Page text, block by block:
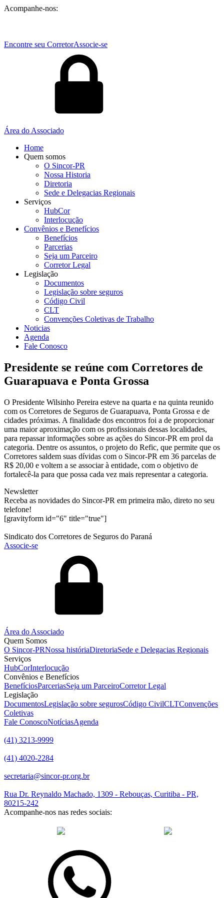
Acompanhe-nos:
Encontre seu CorretorAssocie-se
Área do Associado
Home
Quem somos
O Sincor-PR
Nossa Historia
Diretoria
Sede e Delegacias Regionais
Serviços
HubCor
Interlocução
Convênios e Benefícios
Benefícios
Parcerias
Seja um Parceiro
Corretor Legal
Legislação
Documentos
Legislação sobre seguros
Código Civil
CLT
Convenções Coletivas de Trabalho
Noticias
Agenda
Fale Conosco
Presidente se reúne com Corretores de
Guarapuava e Ponta Grossa
O Presidente Wilsinho Pereira esteve na quarta e na quinta reunido
com os Corretores de Seguros de Guarapuava, Ponta Grossa e de
cidades próximas. A finalidade dos encontros foi a de proporcionar
uma maior aproximação com os profissionais dessas localidades,
para repassar informações sobre as ações do Sincor-PR em prol da
categoria. Dentre os assuntos, o projeto do Refic, que permite que os
Corretores saldem suas dívidas com o Sincor-PR em 36 parcelas de
R$ 20,00 e voltem a se associar à entidade, com o objetivo de
fortalecê-la para que possa cada vez mais representar a categoria.
Newsletter
Receba as novidades do Sincor-PR em primeira mão, direto no seu
telefone!
[gravityform id="6" title="true"]
Sindicato dos Corretores de Seguros do Paraná
Associe-se
Área do Associado
Quem Somos
O Sincor-PRNossa históriaDiretoriaSede e Delegacias Regionais
Serviços
HubCorInterlocução
Convênios e Benefícios
BenefíciosParceriasSeja um ParceiroCorretor Legal
Legislação
DocumentosLegislação sobre segurosCódigo CivilCLTConvenções
Coletivas
Fale ConoscoNotíciasAgenda
(41) 3213-9999
(41) 4020-2284
secretaria@sincor-pr.org.br
Rua Dr. Reynaldo Machado, 1309 - Rebouças, Curitiba - PR,
80215-242
Acompanhe-nos nas redes sociais: